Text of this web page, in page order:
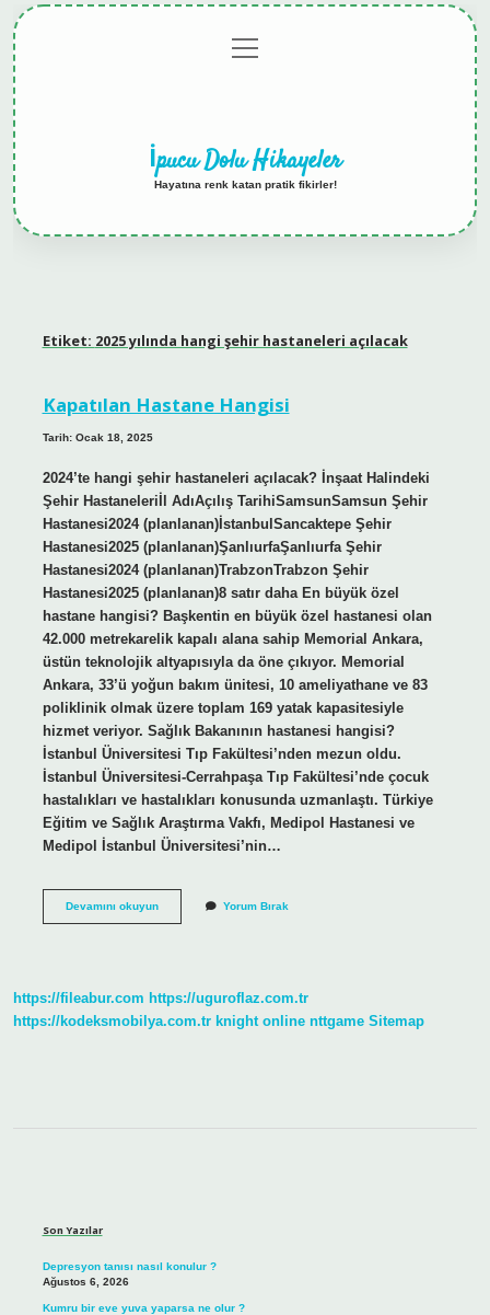
menüyü
aç
İpucu Dolu Hikayeler
Hayatına renk katan pratik fikirler!
Etiket: 2025 yılında hangi şehir hastaneleri açılacak
Kapatılan Hastane Hangisi
Tarih: Ocak 18, 2025
2024’te hangi şehir hastaneleri açılacak? İnşaat Halindeki
Şehir Hastaneleriİl AdıAçılış TarihiSamsunSamsun Şehir
Hastanesi2024 (planlanan)İstanbulSancaktepe Şehir
Hastanesi2025 (planlanan)ŞanlıurfaŞanlıurfa Şehir
Hastanesi2024 (planlanan)TrabzonTrabzon Şehir
Hastanesi2025 (planlanan)8 satır daha En büyük özel
hastane hangisi? Başkentin en büyük özel hastanesi olan
42.000 metrekarelik kapalı alana sahip Memorial Ankara,
üstün teknolojik altyapısıyla da öne çıkıyor. Memorial
Ankara, 33’ü yoğun bakım ünitesi, 10 ameliyathane ve 83
poliklinik olmak üzere toplam 169 yatak kapasitesiyle
hizmet veriyor. Sağlık Bakanının hastanesi hangisi?
İstanbul Üniversitesi Tıp Fakültesi’nden mezun oldu.
İstanbul Üniversitesi-Cerrahpaşa Tıp Fakültesi’nde çocuk
hastalıkları ve hastalıkları konusunda uzmanlaştı. Türkiye
Eğitim ve Sağlık Araştırma Vakfı, Medipol Hastanesi ve
Medipol İstanbul Üniversitesi’nin…
Devamını okuyunKapatılan
Yorum Bırak
https://fileabur.com https://uguroflaz.com.tr
https://kodeksmobilya.com.tr knight online nttgame Sitemap
Son Yazılar
Depresyon tanısı nasıl konulur ?
Ağustos 6, 2026
Kumru bir eve yuva yaparsa ne olur ?